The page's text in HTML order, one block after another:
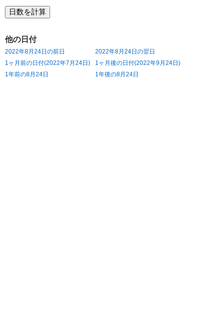
他の日付
2022年8月24日の前日
2022年8月24日の翌日
1ヶ月前の日付(2022年7月24日)
1ヶ月後の日付(2022年9月24日)
1年前の8月24日
1年後の8月24日